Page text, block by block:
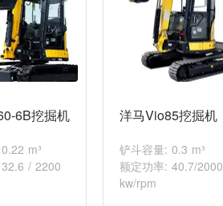
6B挖掘机
m³
/ 2200
洋马Vio85挖掘机
铲斗容量: 0.3 m³
额定功率: 40.7/2000
kw/rpm